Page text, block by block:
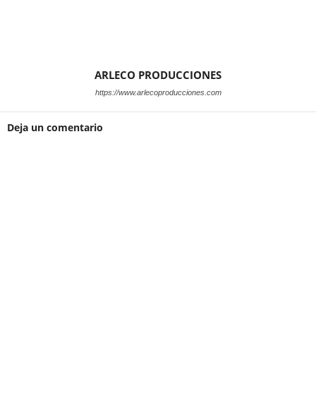
ARLECO PRODUCCIONES
https://www.arlecoproducciones.com
Deja un comentario